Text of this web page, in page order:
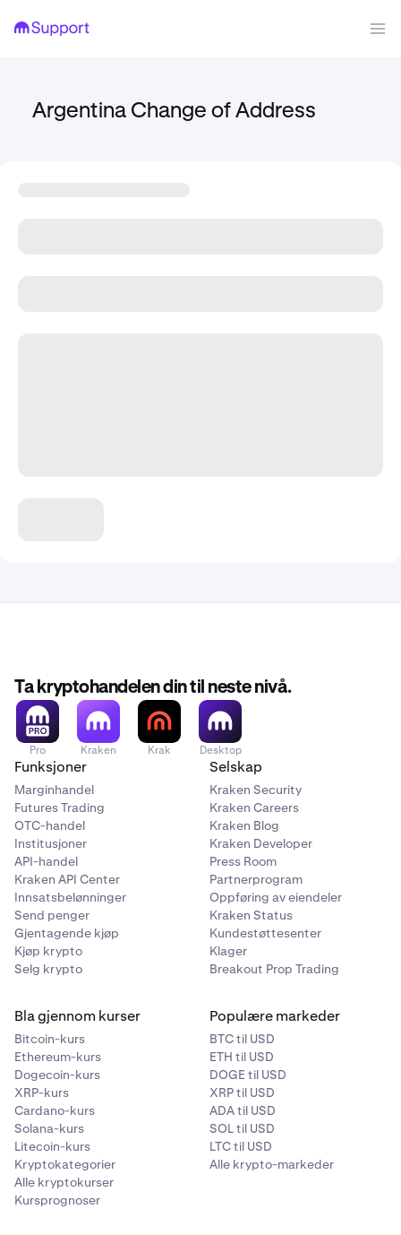
Argentina Change of Address
Ta kryptohandelen din til neste nivå.
Pro Kraken Krak Desktop
Funksjoner
Marginhandel
Futures Trading
OTC-handel
Institusjoner
API-handel
Kraken API Center
Innsatsbelønninger
Send penger
Gjentagende kjøp
Kjøp krypto
Selg krypto
Selskap
Kraken Security
Kraken Careers
Kraken Blog
Kraken Developer
Press Room
Partnerprogram
Oppføring av eiendeler
Kraken Status
Kundestøttesenter
Klager
Breakout Prop Trading
Bla gjennom kurser
Bitcoin-kurs
Ethereum-kurs
Dogecoin-kurs
XRP-kurs
Cardano-kurs
Solana-kurs
Litecoin-kurs
Kryptokategorier
Alle kryptokurser
Kursprognoser
Populære markeder
BTC til USD
ETH til USD
DOGE til USD
XRP til USD
ADA til USD
SOL til USD
LTC til USD
Alle krypto-markeder